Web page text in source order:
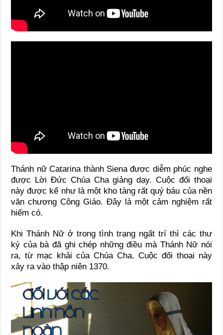
Thánh nữ Catarina thành Siena được diễm phúc nghe
được Lời Đức Chúa Cha giảng dạy. Cuộc đối thoại
này được kể như là một kho tàng rất quý báu của nền
văn chương Công Giáo. Đây là một cảm nghiệm rất
hiếm có.
Khi Thánh Nữ ở trong tình trạng ngất trí thì các thư
ký của bà đã ghi chép những điều mà Thánh Nữ nói
ra, từ mạc khải của Chúa Cha. Cuộc đối thoại này
xảy ra vào thập niên 1370.